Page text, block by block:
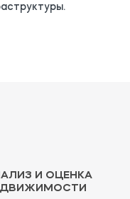
И ОЦЕНКА